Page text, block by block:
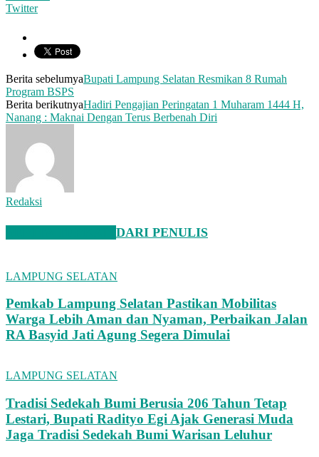
Twitter
Berita sebelumyaBupati Lampung Selatan Resmikan 8 Rumah
Program BSPS
Berita berikutnyaHadiri Pengajian Peringatan 1 Muharam 1444 H,
Nanang : Maknai Dengan Terus Berbenah Diri
Redaksi
DARI PENULIS
LAMPUNG SELATAN
Pemkab Lampung Selatan Pastikan Mobilitas
Warga Lebih Aman dan Nyaman, Perbaikan Jalan
RA Basyid Jati Agung Segera Dimulai
LAMPUNG SELATAN
Tradisi Sedekah Bumi Berusia 206 Tahun Tetap
Lestari, Bupati Radityo Egi Ajak Generasi Muda
Jaga Tradisi Sedekah Bumi Warisan Leluhur